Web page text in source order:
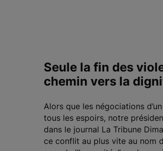
Seule la fin des
chemin vers la
Alors que les négociations
tous les espoirs, notre
dans le journal La Tribune
ce conflit au plus vite au nom